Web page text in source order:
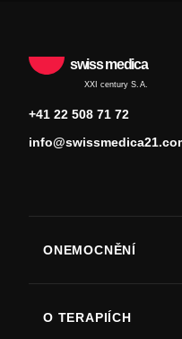
swiss medica
XXI century S.A.
+41 22 508 71 72
ONEMOCNĚNÍ
O TERAPIÍCH